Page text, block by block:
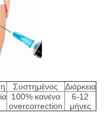
Συστημένος
Διάρκεια
100% κανένα
overcorrection
6-12
μήνες